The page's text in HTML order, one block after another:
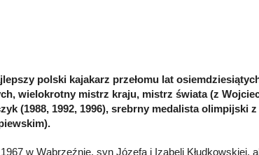
polski kajakarz przełomu lat
wielokrotny mistrz kraju, mistrz świata (z
(1988, 1992, 1996), srebrny medalista olimpijski
w Wąbrzeźnie, syn Józefa i Izabeli Kłudkowskiej,